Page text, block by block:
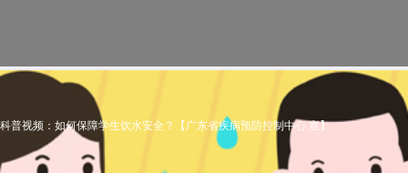
科普视频：如何保障学生饮水安全？【广东省疾病预防控制中心 宣】